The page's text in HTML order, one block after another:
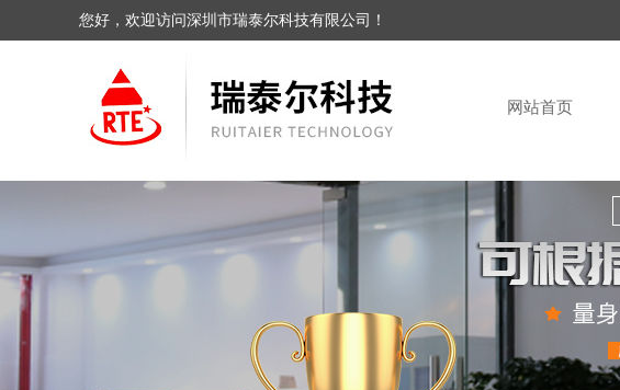
您好，欢迎访问深圳市瑞泰尔科技有限公司！
网站首页